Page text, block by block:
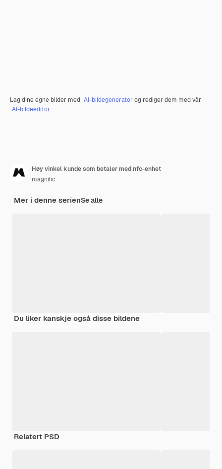
Lag dine egne bilder med AI-bildegenerator og rediger dem med vår
AI-bildeeditor.
Høy vinkel kunde som betaler med nfc-enhet
magnific
Mer i denne serienSe alle
Du liker kanskje også disse bildene
Relatert PSD